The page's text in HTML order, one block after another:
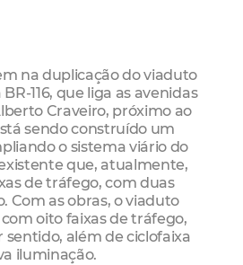
na duplicação do viaduto
116, que liga as avenidas
Craveiro, próximo ao
sendo construído um
o sistema viário do
que, atualmente,
de tráfego, com duas
Com as obras, o viaduto
oito faixas de tráfego,
além de ciclofaixa
iluminação.